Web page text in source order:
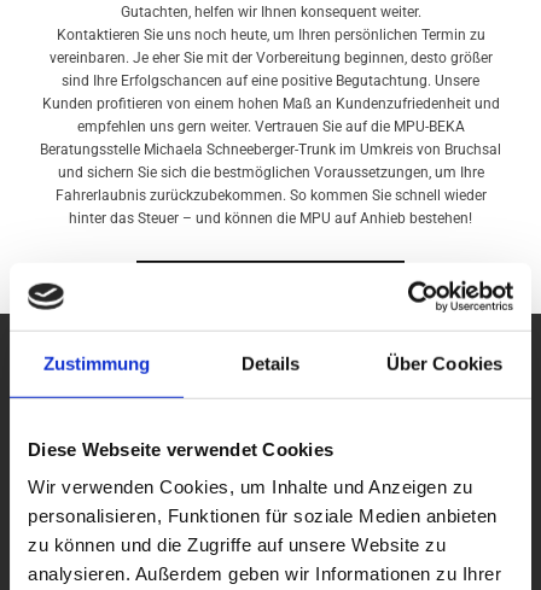
Zustimmung Details Über Cookies
Diese Webseite verwendet Cookies
Wir verwenden Cookies, um Inhalte und Anzeigen zu
personalisieren, Funktionen für soziale Medien anbieten
zu können und die Zugriffe auf unsere Website zu
analysieren. Außerdem geben wir Informationen zu Ihrer
Gutachten, helfen wir Ihnen konsequent weiter.
Kontaktieren Sie uns noch heute, um Ihren persönlichen Termin zu
vereinbaren. Je eher Sie mit der Vorbereitung beginnen, desto größer
sind Ihre Erfolgschancen auf eine positive Begutachtung. Unsere
Kunden profitieren von einem hohen Maß an Kundenzufriedenheit und
empfehlen uns gern weiter. Vertrauen Sie auf die MPU-BEKA
Beratungsstelle Michaela Schneeberger-Trunk im Umkreis von Bruchsal
und sichern Sie sich die bestmöglichen Voraussetzungen, um Ihre
Fahrerlaubnis zurückzubekommen. So kommen Sie schnell wieder
hinter das Steuer – und können die MPU auf Anhieb bestehen!